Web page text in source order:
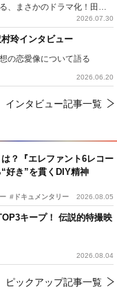
？『エレファント6レコー
好き”を貫くDIY精神
#ドキュメンタリー 2026.08.05
キープ！ 伝説的特撮映
2026.08.04
ピックアップ記事一覧
『侍タイムスリッパー』ファンに贈る、まさかのドラマ化！田村ツトム×沙倉ゆうのが語る『心配無用ノ介』撮影秘話
2026.07.30
村玲インタビュー
の恋愛像について語る
2026.06.20
インタビュー記事一覧